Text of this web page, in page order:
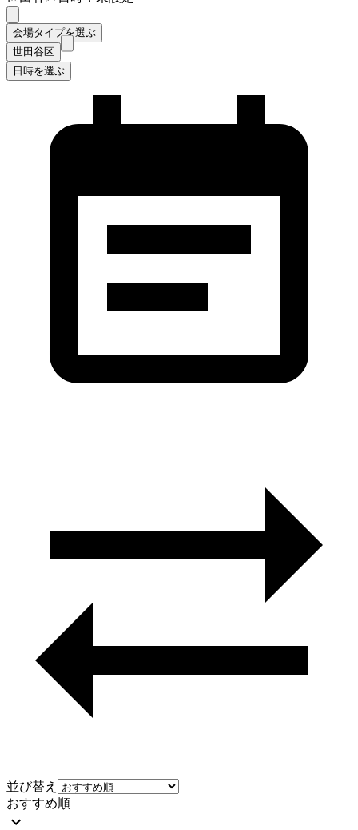
会場タイプを選ぶ
世田谷区
日時を選ぶ
並び替え
おすすめ順